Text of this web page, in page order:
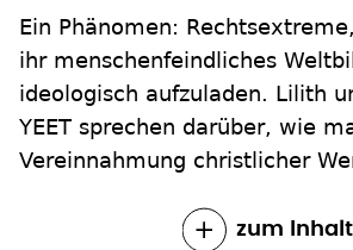
Ein Phänomen:
ihr menschenfeindliches
ideologisch aufzuladen. Lilith
YEET sprechen darüber, wie
Vereinnahmung christlicher
zum Inhalt